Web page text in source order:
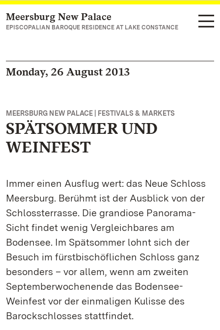
Navigate to main page
Meersburg New Palace
EPISCOPALIAN BAROQUE RESIDENCE AT LAKE CONSTANCE
Monday, 26 August 2013
MEERSBURG NEW PALACE | FESTIVALS & MARKETS
SPÄTSOMMER UND
WEINFEST
Immer einen Ausflug wert: das Neue Schloss
Meersburg. Berühmt ist der Ausblick von der
Schlossterrasse. Die grandiose Panorama-
Sicht findet wenig Vergleichbares am
Bodensee. Im Spätsommer lohnt sich der
Besuch im fürstbischöflichen Schloss ganz
besonders – vor allem, wenn am zweiten
Septemberwochenende das Bodensee-
Weinfest vor der einmaligen Kulisse des
Barockschlosses stattfindet.